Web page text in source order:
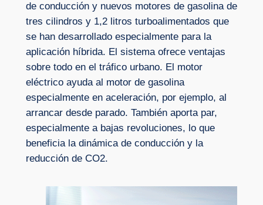
de conducción y nuevos motores de gasolina de
tres cilindros y 1,2 litros turboalimentados que
se han desarrollado especialmente para la
aplicación híbrida. El sistema ofrece ventajas
sobre todo en el tráfico urbano. El motor
eléctrico ayuda al motor de gasolina
especialmente en aceleración, por ejemplo, al
arrancar desde parado. También aporta par,
especialmente a bajas revoluciones, lo que
beneficia la dinámica de conducción y la
reducción de CO2.